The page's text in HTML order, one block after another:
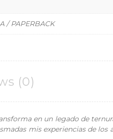
/ PAPERBACK
(0)
en un legado de
mis experiencias de